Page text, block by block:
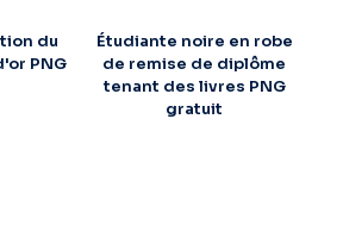
du
PNG
Étudiante noire en robe
de remise de diplôme
tenant des livres PNG
gratuit